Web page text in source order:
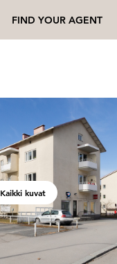
FIND YOUR AGENT
Kaikki kuvat